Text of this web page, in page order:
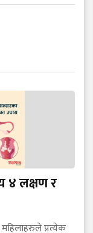
४ लक्षण र
प्रत्येक